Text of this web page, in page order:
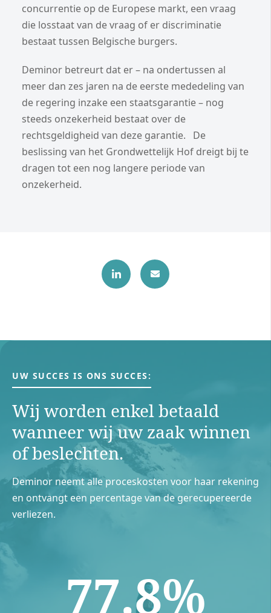
concurrentie op de Europese markt, een vraag
die losstaat van de vraag of er discriminatie
bestaat tussen Belgische burgers.
Deminor betreurt dat er – na ondertussen al
meer dan zes jaren na de eerste mededeling van
de regering inzake een staatsgarantie – nog
steeds onzekerheid bestaat over de
rechtsgeldigheid van deze garantie. De
beslissing van het Grondwettelijk Hof dreigt bij te
dragen tot een nog langere periode van
onzekerheid.
UW SUCCES IS ONS SUCCES:
Wij worden enkel betaald
wanneer wij uw zaak winnen
of beslechten.
Deminor neemt alle proceskosten voor haar rekening
en ontvangt een percentage van de gerecupereerde
verliezen.
77.8%